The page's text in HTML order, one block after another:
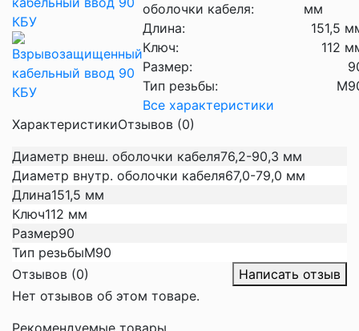
оболочки кабеля:
мм
Длина:
151,5
Ключ:
112
Размер:
Тип резьбы:
Все характеристики
ХарактеристикиОтзывов (0)
Диаметр внеш. оболочки кабеля76,2-90,3 мм
Диаметр внутр. оболочки кабеля67,0-79,0 мм
Длина151,5 мм
Ключ112 мм
Размер90
Тип резьбыМ90
Отзывов (0)
Написать отзыв
Нет отзывов об этом товаре.